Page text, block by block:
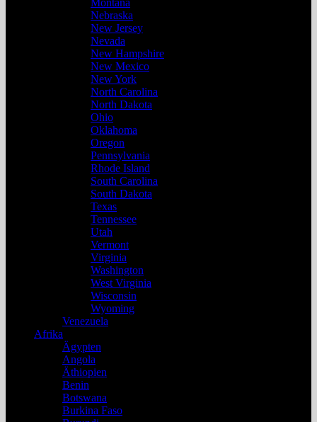
Montana
Nebraska
New Jersey
Nevada
New Hampshire
New Mexico
New York
North Carolina
North Dakota
Ohio
Oklahoma
Oregon
Pennsylvania
Rhode Island
South Carolina
South Dakota
Texas
Tennessee
Utah
Vermont
Virginia
Washington
West Virginia
Wisconsin
Wyoming
Venezuela
Afrika
Ägypten
Angola
Äthiopien
Benin
Botswana
Burkina Faso